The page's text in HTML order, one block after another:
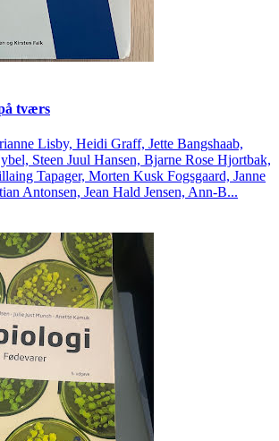
tværs
Lisby, Heidi Graff, Jette Bangshaab,
Steen Juul Hansen, Bjarne Rose Hjortbak,
Tapager, Morten Kusk Fogsgaard, Janne
Antonsen, Jean Hald Jensen, Ann-B...